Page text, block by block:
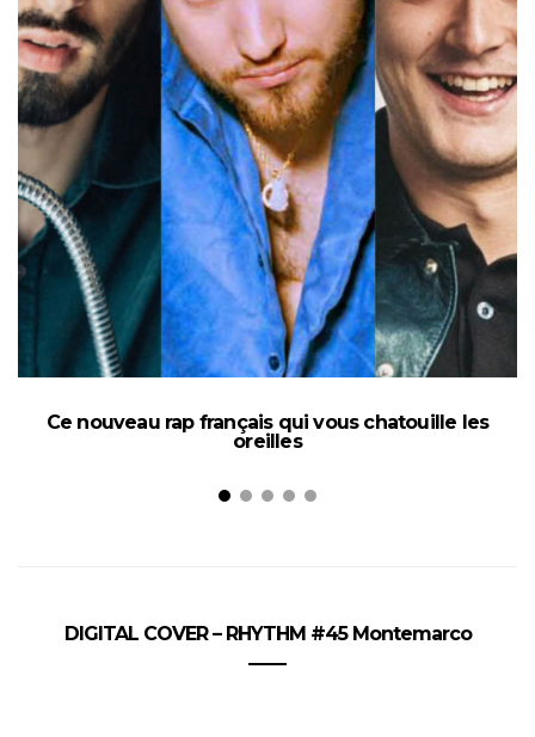
Ce nouveau rap français qui vous chatouille les
oreilles
DIGITAL COVER – RHYTHM #45 Montemarco